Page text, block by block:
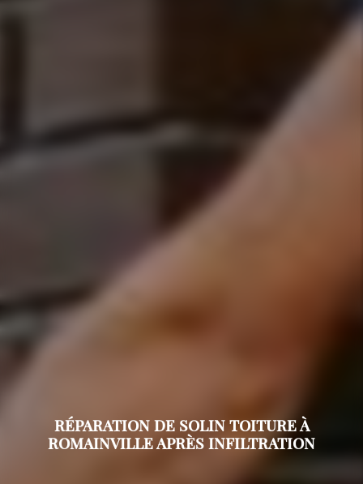
RÉPARATION DE SOLIN TOITURE À
ROMAINVILLE APRÈS INFILTRATION